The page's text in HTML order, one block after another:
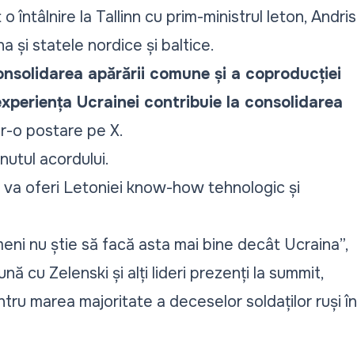
întâlnire la Tallinn cu prim-ministrul leton, Andris
și statele nordice și baltice.
apărării comune și a coproducției
Ucrainei contribuie la consolidarea
o postare pe X.
acordului.
va oferi Letoniei know-how tehnologic și
nu știe să facă asta mai bine decât Ucraina”,
cu Zelenski și alți lideri prezenți la summit,
marea majoritate a deceselor soldaților ruși în